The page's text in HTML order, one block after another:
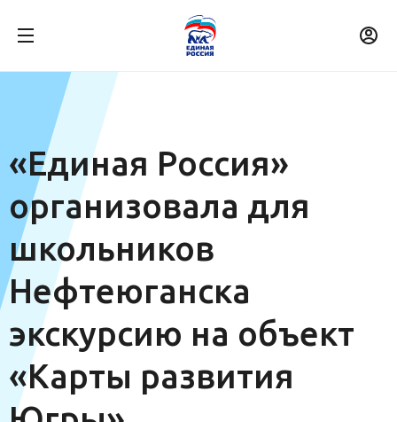
«Единая Россия»
организовала для
школьников
Нефтеюганска
экскурсию на объект
«Карты развития